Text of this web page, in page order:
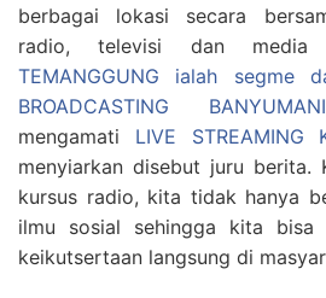
berbagai lokasi secara
radio, televisi dan media
TEMANGGUNG ialah segme
BROADCASTING
mengamati LIVE STREAMING
menyiarkan disebut juru berita.
kursus radio, kita tidak hanya
ilmu sosial sehingga kita bisa
keikutsertaan langsung di